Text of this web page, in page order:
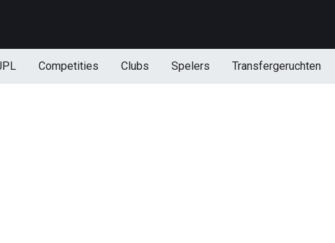
Competities Clubs Spelers Transfergeruchten